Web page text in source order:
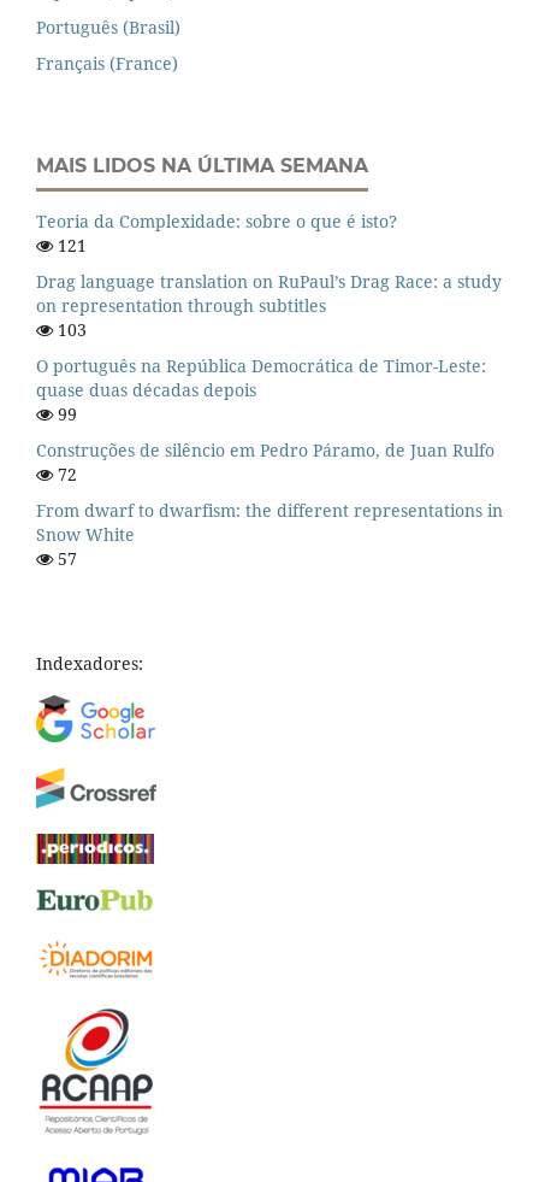
Português (Brasil)
Français (France)
MAIS LIDOS NA ÚLTIMA SEMANA
Teoria da Complexidade: sobre o que é isto?
121
Drag language translation on RuPaul’s Drag Race: a study
on representation through subtitles
103
O português na República Democrática de Timor-Leste:
quase duas décadas depois
99
Construções de silêncio em Pedro Páramo, de Juan Rulfo
72
From dwarf to dwarfism: the different representations in
Snow White
57
Indexadores: